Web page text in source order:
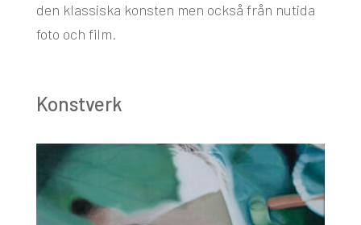
den klassiska konsten men också från nutida
foto och film.
Konstverk